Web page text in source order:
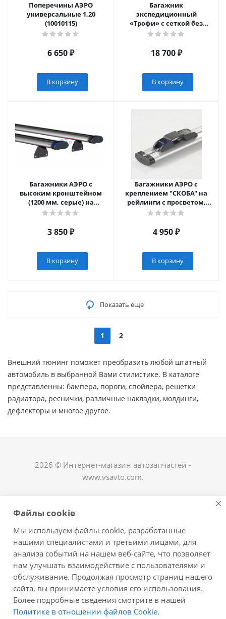
Поперечины АЭРО
универсальные 1,20
(10010115)
6 650₽
В корзину
Багажник
экспедиционный
«Трофи» с сеткой без
поперечины Лада Ларгус
18 700₽
В корзину
Багажники АЭРО с
высоким кронштейном
(1200 мм, серые) на
рейлинги АПС с боковым
(2060-А12-1-11)
3 850₽
В корзину
Багажники АЭРО с
креплением "СКОБА" на
рейлинги с просветом,
серые, 1200 мм (2030-А12-
4 950₽
В корзину
Показать еще
1 2
Внешний тюнинг поможет преобразить любой штатный
автомобиль в выбранной Вами стилистике. В каталоге
представленны: бампера, пороги, спойлера, решетки
радиатора, реснички, различные накладки, молдинги,
дефлекторы и многое другое. ​
2026 © Интернет-магазин автозапчастей -
www.vsavto.com.
+7 (8482) 622-122 avtovs@yandex.ru
г. Тольятти, ул. Офицерская 14, ГСК "Пламя", 4
этаж, офис 476
Оставайтесь на связи
Файлы cookie
Мы используем файлы cookie, разработанные
нашими специалистами и третьими лицами, для
анализа событий на нашем веб-сайте, что позволяет
нам улучшать взаимодействие с пользователями и
обслуживание. Продолжая просмотр страниц нашего
сайта, вы принимаете условия его использования.
Более подробные сведения смотрите в нашей
Политике в отношении файлов Cookie.